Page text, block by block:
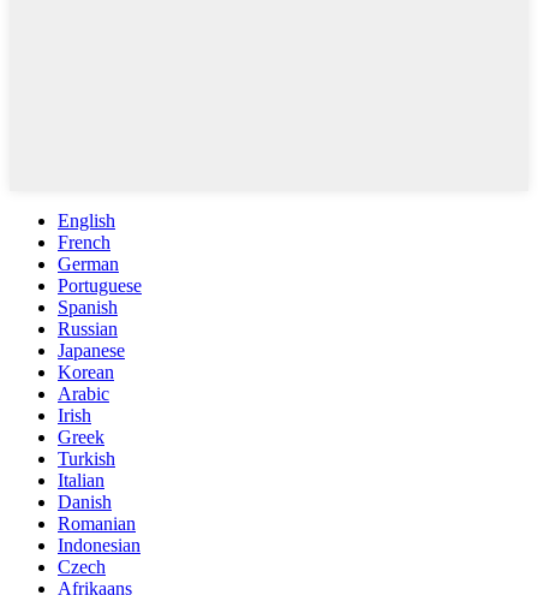
English
French
German
Portuguese
Spanish
Russian
Japanese
Korean
Arabic
Irish
Greek
Turkish
Italian
Danish
Romanian
Indonesian
Czech
Afrikaans